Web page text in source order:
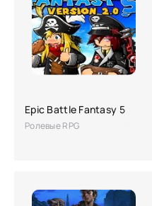
Epic Battle Fantasy 5
Ролевые RPG